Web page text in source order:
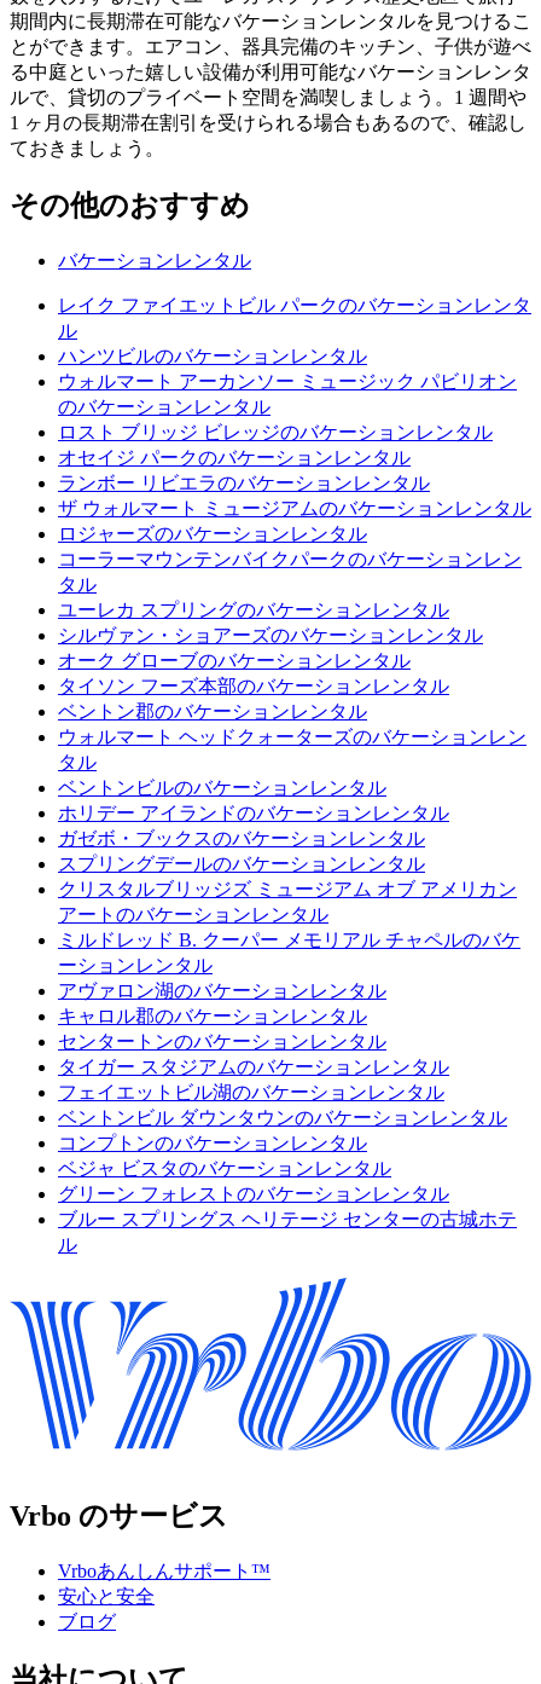
期間内に長期滞在可能なバケーションレンタルを見つけるこ
とができます。エアコン、器具完備のキッチン、子供が遊べ
る中庭といった嬉しい設備が利用可能なバケーションレンタ
ルで、貸切のプライベート空間を満喫しましょう。1 週間や
1 ヶ月の長期滞在割引を受けられる場合もあるので、確認し
ておきましょう。
その他のおすすめ
バケーションレンタル
レイク ファイエットビル パークのバケーションレンタ
ル
ハンツビルのバケーションレンタル
ウォルマート アーカンソー ミュージック パビリオン
のバケーションレンタル
ロスト ブリッジ ビレッジのバケーションレンタル
オセイジ パークのバケーションレンタル
ランボー リビエラのバケーションレンタル
ザ ウォルマート ミュージアムのバケーションレンタル
ロジャーズのバケーションレンタル
コーラーマウンテンバイクパークのバケーションレン
タル
ユーレカ スプリングのバケーションレンタル
シルヴァン・ショアーズのバケーションレンタル
オーク グローブのバケーションレンタル
タイソン フーズ本部のバケーションレンタル
ベントン郡のバケーションレンタル
ウォルマート ヘッドクォーターズのバケーションレン
タル
ベントンビルのバケーションレンタル
ホリデー アイランドのバケーションレンタル
ガゼボ・ブックスのバケーションレンタル
スプリングデールのバケーションレンタル
クリスタルブリッジズ ミュージアム オブ アメリカン
アートのバケーションレンタル
ミルドレッド B. クーパー メモリアル チャペルのバケ
ーションレンタル
アヴァロン湖のバケーションレンタル
キャロル郡のバケーションレンタル
センタートンのバケーションレンタル
タイガー スタジアムのバケーションレンタル
フェイエットビル湖のバケーションレンタル
ベントンビル ダウンタウンのバケーションレンタル
コンプトンのバケーションレンタル
ベジャ ビスタのバケーションレンタル
グリーン フォレストのバケーションレンタル
ブルー スプリングス ヘリテージ センターの古城ホテ
ル
Vrbo のサービス
Vrboあんしんサポート™
安心と安全
ブログ